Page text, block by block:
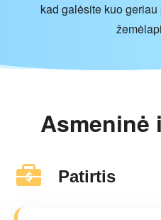
kad galėsite kuo
Asmeninė
Patirtis